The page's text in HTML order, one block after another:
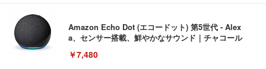
Amazon Echo Dot (エコードット) 第5世代 - Alex
a、センサー搭載、鮮やかなサウンド｜チャコール
￥7,480